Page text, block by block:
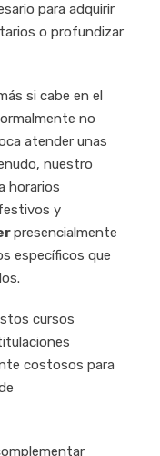
para adquirir
o profundizar
si cabe en el
no
atender unas
nuestro
horarios
y
presencialmente
específicos que
cursos
costosos para